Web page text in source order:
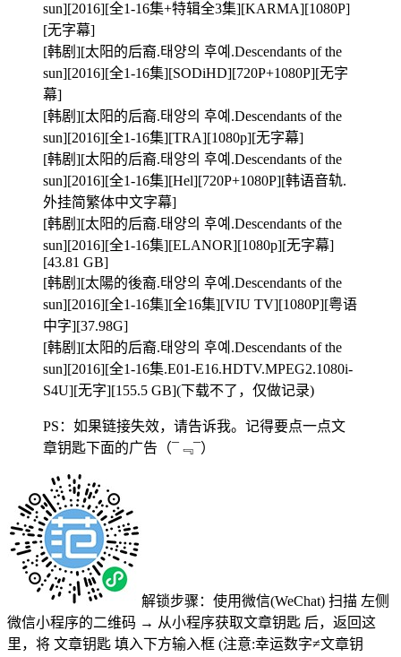
sun][2016][全1-16集+特辑全3集][KARMA][1080P]
[无字幕]
[韩剧][太阳的后裔.태양의 후예.Descendants of the
sun][2016][全1-16集][SODiHD][720P+1080P][无字
幕]
[韩剧][太阳的后裔.태양의 후예.Descendants of the
sun][2016][全1-16集][TRA][1080p][无字幕]
[韩剧][太阳的后裔.태양의 후예.Descendants of the
sun][2016][全1-16集][Hel][720P+1080P][韩语音轨.
外挂简繁体中文字幕]
[韩剧][太阳的后裔.태양의 후예.Descendants of the
sun][2016][全1-16集][ELANOR][1080p][无字幕]
[43.81 GB]
[韩剧][太陽的後裔.태양의 후예.Descendants of the
sun][2016][全1-16集][全16集][VIU TV][1080P][粤语
中字][37.98G]
[韩剧][太阳的后裔.태양의 후예.Descendants of the
sun][2016][全1-16集.E01-E16.HDTV.MPEG2.1080i-
S4U][无字][155.5 GB](下载不了，仅做记录)
PS：如果链接失效，请告诉我。记得要点一点文
章钥匙下面的广告 （¯﹃¯）
解锁步骤：使用微信(WeChat) 扫描 左侧
微信小程序的二维码 → 从小程序获取文章钥匙 后，返回这
里，将 文章钥匙 填入下方输入框 (注意:幸运数字≠文章钥